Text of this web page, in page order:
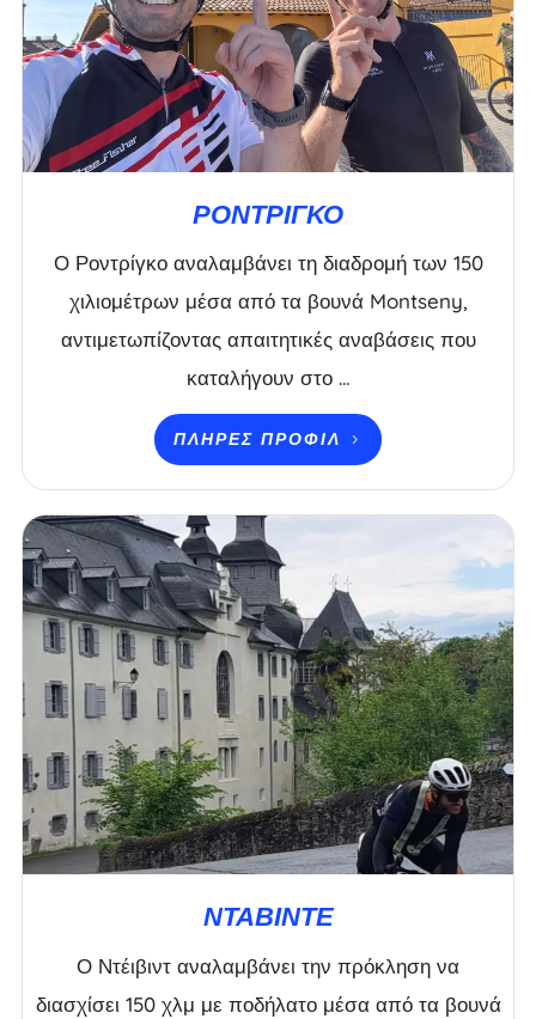
ΡΟΝΤΡΊΓΚΟ
Ο Ροντρίγκο αναλαμβάνει τη διαδρομή των 150
χιλιομέτρων μέσα από τα βουνά Montseny,
αντιμετωπίζοντας απαιτητικές αναβάσεις που
καταλήγουν στο ...
ΠΛΉΡΕΣ ΠΡΟΦΊΛ
ΝΤΑΒΊΝΤΕ
Ο Ντέιβιντ αναλαμβάνει την πρόκληση να
διασχίσει 150 χλμ με ποδήλατο μέσα από τα βουνά